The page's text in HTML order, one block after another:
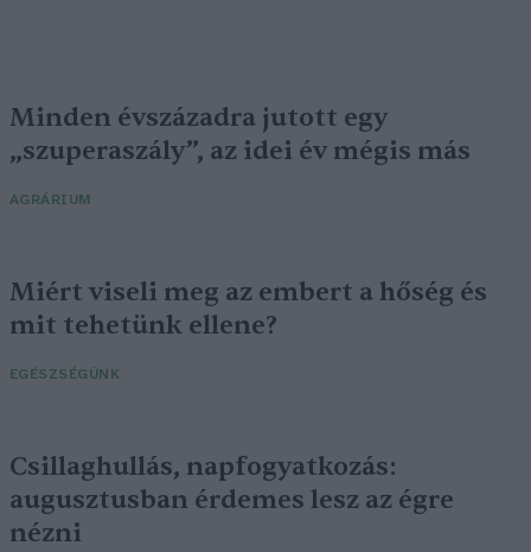
Minden évszázadra jutott egy
„szuperaszály”, az idei év mégis más
AGRÁRIUM
Miért viseli meg az embert a hőség és
mit tehetünk ellene?
EGÉSZSÉGÜNK
Csillaghullás, napfogyatkozás:
augusztusban érdemes lesz az égre
nézni